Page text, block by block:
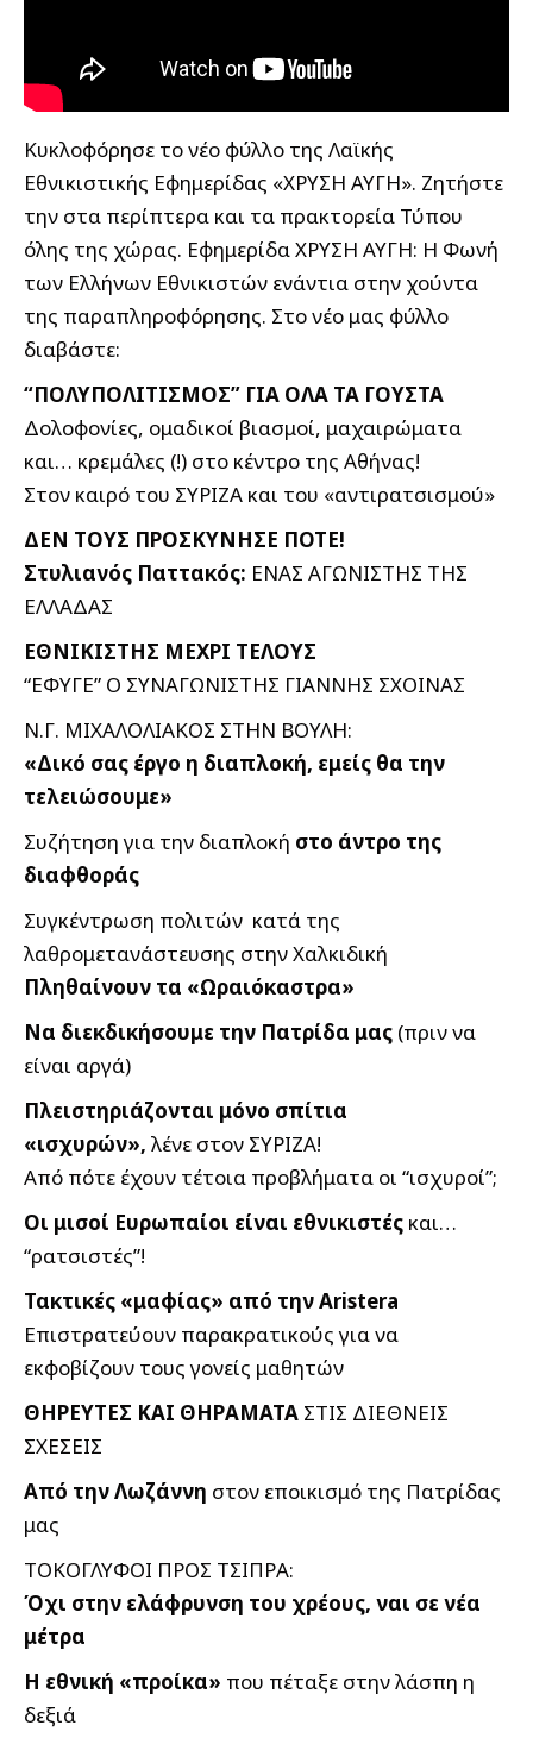
Κυκλοφόρησε το νέο φύλλο της Λαϊκής
Εθνικιστικής Εφημερίδας «ΧΡΥΣΗ ΑΥΓΗ». Ζητήστε
την στα περίπτερα και τα πρακτορεία Τύπου
όλης της χώρας. Εφημερίδα ΧΡΥΣΗ ΑΥΓΗ: Η Φωνή
των Ελλήνων Εθνικιστών ενάντια στην χούντα
της παραπληροφόρησης. Στο νέο μας φύλλο
διαβάστε:
“ΠΟΛΥΠΟΛΙΤΙΣΜΟΣ” ΓΙΑ ΟΛΑ ΤΑ ΓΟΥΣΤΑ
Δολοφονίες, ομαδικοί βιασμοί, μαχαιρώματα
και… κρεμάλες (!) στο κέντρο της Αθήνας!
Στον καιρό του ΣΥΡΙΖΑ και του «αντιρατσισμού»
ΔΕΝ ΤΟΥΣ ΠΡΟΣΚΥΝΗΣΕ ΠΟΤΕ!
Στυλιανός Παττακός: ΕΝΑΣ ΑΓΩΝΙΣΤΗΣ ΤΗΣ
ΕΛΛΑΔΑΣ
ΕΘΝΙΚΙΣΤΗΣ ΜΕΧΡΙ ΤΕΛΟΥΣ
“ΕΦΥΓΕ” Ο ΣΥΝΑΓΩΝΙΣΤΗΣ ΓΙΑΝΝΗΣ ΣΧΟΙΝΑΣ
N.Γ. ΜΙΧΑΛΟΛΙΑΚΟΣ ΣΤΗΝ ΒΟΥΛΗ:
«Δικό σας έργο η διαπλοκή, εμείς θα την
τελειώσουμε»
Συζήτηση για την διαπλοκή στο άντρο της
διαφθοράς
Συγκέντρωση πολιτών κατά της
λαθρομετανάστευσης στην Χαλκιδική
Πληθαίνουν τα «Ωραιόκαστρα»
Να διεκδικήσουμε την Πατρίδα μας (πριν να
είναι αργά)
Πλειστηριάζονται μόνο σπίτια
«ισχυρών», λένε στον ΣΥΡΙΖΑ!
Από πότε έχουν τέτοια προβλήματα οι “ισχυροί”;
Οι μισοί Ευρωπαίοι είναι εθνικιστές και…
“ρατσιστές”!
Τακτικές «μαφίας» από την Αristera
Eπιστρατεύουν παρακρατικούς για να
εκφοβίζουν τους γονείς μαθητών
ΘΗΡΕΥΤΕΣ ΚΑΙ ΘΗΡΑΜΑΤΑ ΣΤΙΣ ΔΙΕΘΝΕΙΣ
ΣΧΕΣΕΙΣ
Από την Λωζάννη στον εποικισμό της Πατρίδας
μας
ΤΟΚΟΓΛΥΦΟΙ ΠΡΟΣ ΤΣΙΠΡΑ:
Όχι στην ελάφρυνση του χρέους, ναι σε νέα
μέτρα
Η εθνική «προίκα» που πέταξε στην λάσπη η
δεξιά